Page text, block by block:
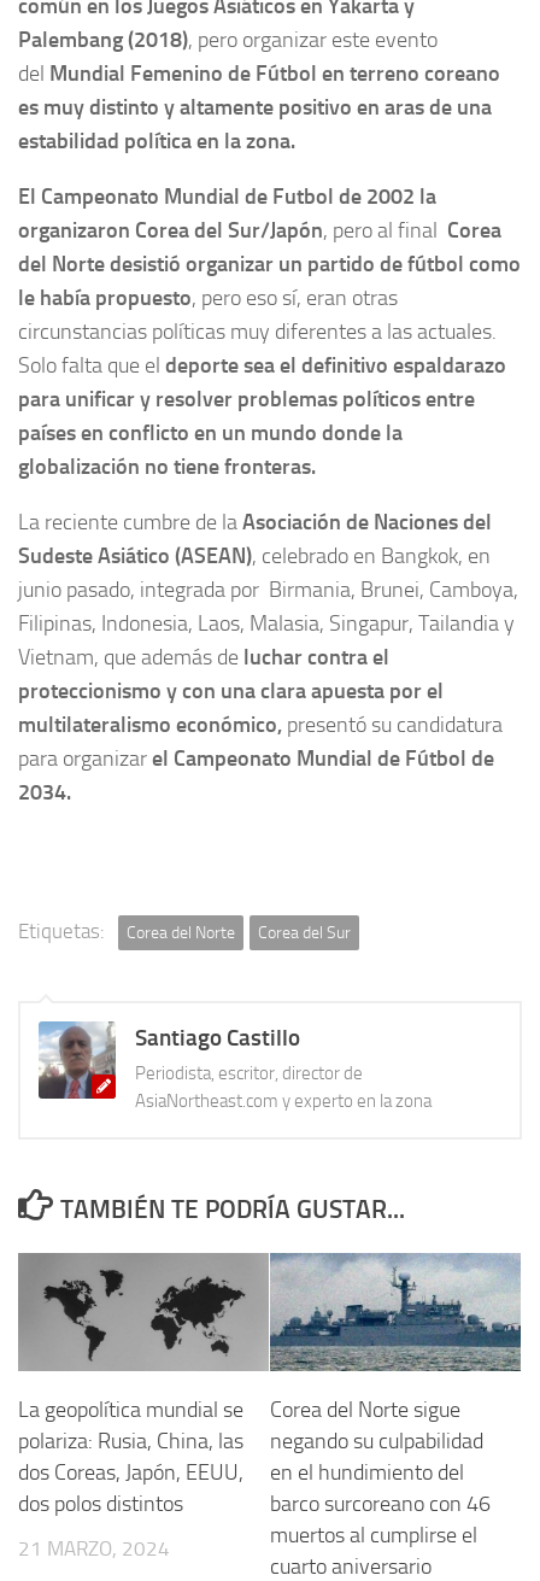
común en los Juegos Asiáticos en Yakarta y
Palembang (2018), pero organizar este evento
del Mundial Femenino de Fútbol en terreno coreano
es muy distinto y altamente positivo en aras de una
estabilidad política en la zona.
El Campeonato Mundial de Futbol de 2002 la
organizaron Corea del Sur/Japón, pero al final Corea
del Norte desistió organizar un partido de fútbol como
le había propuesto, pero eso sí, eran otras
circunstancias políticas muy diferentes a las actuales.
Solo falta que el deporte sea el definitivo espaldarazo
para unificar y resolver problemas políticos entre
países en conflicto en un mundo donde la
globalización no tiene fronteras.
La reciente cumbre de laAsociación de Naciones del
Sudeste Asiático (ASEAN), celebrado en Bangkok, en
junio pasado, integrada por Birmania, Brunei, Camboya,
Filipinas, Indonesia, Laos, Malasia, Singapur, Tailandia y
Vietnam, que además de luchar contra el
proteccionismo y con una clara apuesta por el
multilateralismo económico, presentó su candidatura
para organizarel Campeonato Mundial de Fútbol de
2034.
Etiquetas: Corea del Norte Corea del Sur
Santiago Castillo
Periodista, escritor, director de
AsiaNortheast.com y experto en la zona
TAMBIÉN TE PODRÍA GUSTAR...
La geopolítica mundial se
polariza: Rusia, China, las
dos Coreas, Japón, EEUU,
dos polos distintos
21 MARZO, 2024
Corea del Norte sigue
negando su culpabilidad
en el hundimiento del
barco surcoreano con 46
muertos al cumplirse el
cuarto aniversario